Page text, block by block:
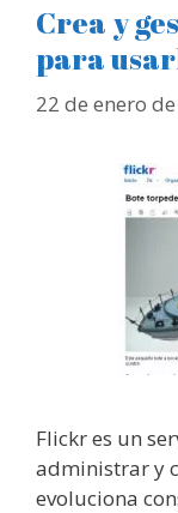
Crea y
para
22 de enero
Flickr es un
administrar y
evoluciona